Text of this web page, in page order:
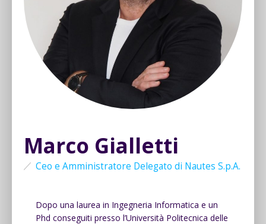
Marco Gialletti
Ceo e Amministratore Delegato di Nautes S.p.A.
Dopo una laurea in Ingegneria Informatica e un
Phd conseguiti presso l’Università Politecnica delle